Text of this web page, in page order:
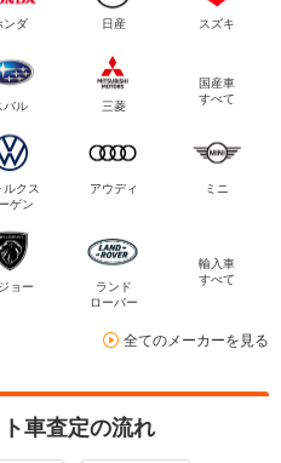
ンダ 日産 スズキ
バル 三菱
国産車
すべて
ルクス
ゲン
アウディ ミニ
ョー
ランド
ローバー
輸入車
すべて
全てのメーカーを見る
車査定の流れ